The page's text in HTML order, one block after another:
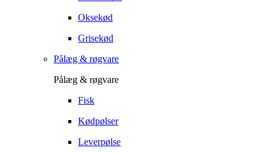
Oksekød
Grisekød
Pålæg & røgvare
Pålæg & røgvare
Fisk
Kødpølser
Leverpølse